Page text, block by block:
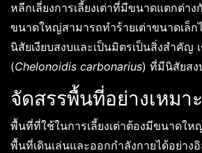
หลีกเลี่ยงการเลี้ยงเต่าที่มีขนาดแตกต่าง
ขนาดใหญ่สามารถทำร้ายเต่าขนาดเล็ก
นิสัยเงียบสงบและเป็นมิตรเป็นสิ่งสำคัญ
(Chelonoidis carbonarius) ที่มีนิสัยสง
จัดสรรพื้นที่อย่างเหมา
พื้นที่ที่ใช้ในการเลี้ยงเต่าต้องมีขนาดให
พื้นที่เดินเล่นและออกกำลังกายได้อย่าง